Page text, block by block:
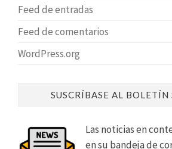
Feed de entradas
Feed de comentarios
WordPress.org
SUSCRÍBASE AL BOLETÍN
Las noticias en
en su bandeja de